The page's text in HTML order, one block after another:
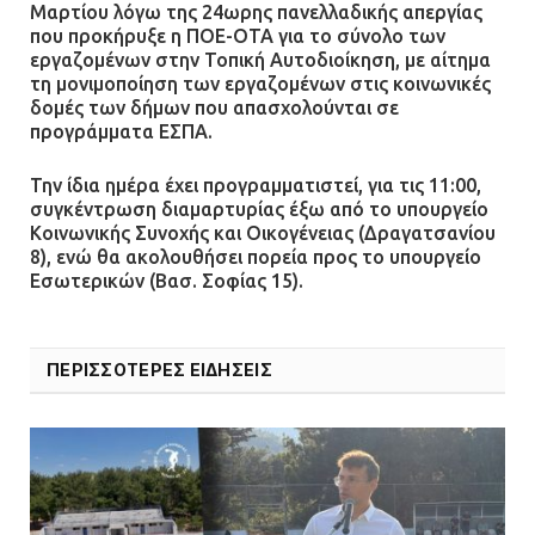
Άργος: Στη φυλακή οι δύο
αστυνομικοί για τους
πυροβολισμούς κατά του 20χρονου
με αναπηρία
Ένα πουλί «υπεύθυνο» για την
πρωινή διακοπή ρεύματος στη
Μάνδρα
Φωτιά σε επιχείρηση στον
09.07.2026 | 09:19
Μαρτίου λόγω της 24ωρης πανελλαδικής απεργίας
που προκήρυξε η ΠΟΕ-ΟΤΑ για το σύνολο των
εργαζομένων στην Τοπική Αυτοδιοίκηση, με αίτημα
τη μονιμοποίηση των εργαζομένων στις κοινωνικές
δομές των δήμων που απασχολούνται σε
προγράμματα ΕΣΠΑ.
Την ίδια ημέρα έχει προγραμματιστεί, για τις 11:00,
συγκέντρωση διαμαρτυρίας έξω από το υπουργείο
Κοινωνικής Συνοχής και Οικογένειας (Δραγατσανίου
8), ενώ θα ακολουθήσει πορεία προς το υπουργείο
Εσωτερικών (Βασ. Σοφίας 15).
ΠΕΡΙΣΣΟΤΕΡΕΣ ΕΙΔΗΣΕΙΣ